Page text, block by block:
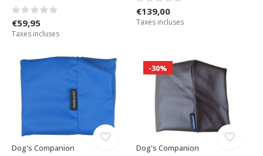
€59,95
Taxes incluses
€139,00
Taxes incluses
Dog's Companion
-30%
Dog's Companion